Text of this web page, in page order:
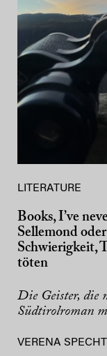
LITERATURE
Books, I’ve
Sellemond
Schwierigkeit,
töten
Die Geister, die
Südtirolroman
VERENA